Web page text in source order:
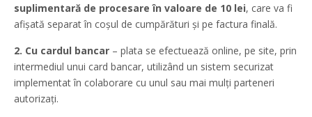
suplimentară de procesare în valoare de 10 lei, care va fi
afișată separat în coșul de cumpărături și pe factura finală.
2. Cu cardul bancar – plata se efectuează online, pe site, prin
intermediul unui card bancar, utilizând un sistem securizat
implementat în colaborare cu unul sau mai mulți parteneri
autorizați.